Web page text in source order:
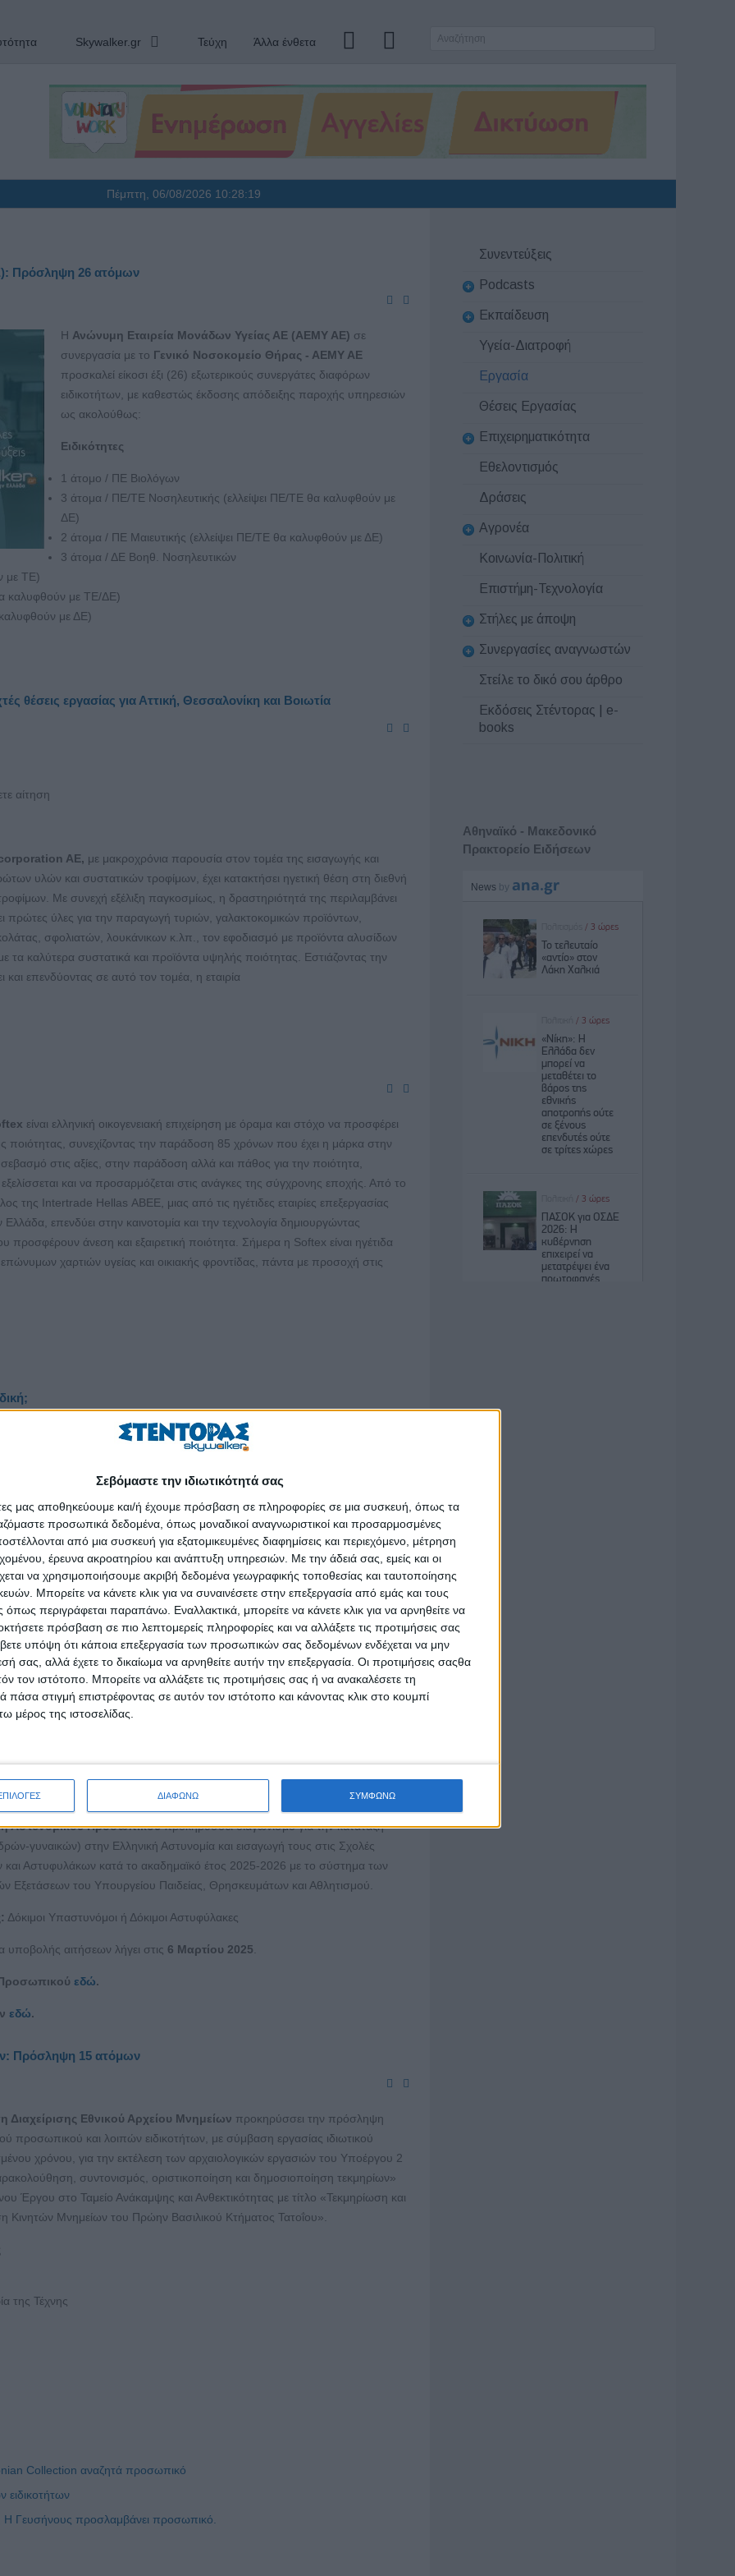
Σεβόμαστε την ιδιωτικότητά σας
μας αποθηκεύουμε και/ή έχουμε πρόσβαση σε πληροφορίες σε μια συσκευή, όπως τα
προσωπικά δεδομένα, όπως μοναδικοί αναγνωριστικοί και προσαρμοσμένες
από μια συσκευή για εξατομικευμένες διαφημίσεις και περιεχόμενο, μέτρηση
έρευνα ακροατηρίου και ανάπτυξη υπηρεσιών. Με την άδειά σας, εμείς και οι
να χρησιμοποιήσουμε ακριβή δεδομένα γεωγραφικής τοποθεσίας και ταυτοποίησης
Μπορείτε να κάνετε κλικ για να συναινέσετε στην επεξεργασία από εμάς και τους
περιγράφεται παραπάνω. Εναλλακτικά, μπορείτε να κάνετε κλικ για να αρνηθείτε να
πρόσβαση σε πιο λεπτομερείς πληροφορίες και να αλλάξετε τις προτιμήσεις σας
υπόψη ότι κάποια επεξεργασία των προσωπικών σας δεδομένων ενδέχεται να μην
σας, αλλά έχετε το δικαίωμα να αρνηθείτε αυτήν την επεξεργασία. Οι προτιμήσεις σαςθα
τον ιστότοπο. Μπορείτε να αλλάξετε τις προτιμήσεις σας ή να ανακαλέσετε τη
στιγμή επιστρέφοντας σε αυτόν τον ιστότοπο και κάνοντας κλικ στο κουμπί
μέρος της ιστοσελίδας.
ΔΙΑΦΩΝΩ ΣΥΜΦΩΝΩ
Skywalker.gr Τεύχη Άλλα ένθετα
Πέμπτη, 06/08/2026 10:28:20
Πρόσληψη 26 ατόμων
Η Ανώνυμη Εταιρεία Μονάδων Υγείας ΑΕ (ΑΕΜΥ ΑΕ) σε
συνεργασία με το Γενικό Νοσοκομείο Θήρας - ΑΕΜΥ ΑΕ
προσκαλεί είκοσι έξι (26) εξωτερικούς συνεργάτες διαφόρων
ειδικοτήτων, με καθεστώς έκδοσης απόδειξης παροχής υπηρεσιών
ως ακολούθως:
Ειδικότητες
1 άτομο / ΠΕ Βιολόγων
3 άτομα / ΠΕ/ΤΕ Νοσηλευτικής (ελλείψει ΠΕ/ΤΕ θα καλυφθούν με
ΔΕ)
2 άτομα / ΠΕ Μαιευτικής (ελλείψει ΠΕ/ΤΕ θα καλυφθούν με ΔΕ)
3 άτομα / ΔΕ Βοηθ. Νοσηλευτικών
με ΤΕ)
καλυφθούν με ΤΕ/ΔΕ)
καλυφθούν με ΔΕ)
θέσεις εργασίας για Αττική, Θεσσαλονίκη και Βοιωτία
αίτηση
AE, με μακροχρόνια παρουσία στον τομέα της εισαγωγής και
υλών και συστατικών τροφίμων, έχει κατακτήσει ηγετική θέση στη διεθνή
Με συνεχή εξέλιξη παγκοσμίως, η δραστηριότητά της περιλαμβάνει
πρώτες ύλες για την παραγωγή τυριών, γαλακτοκομικών προϊόντων,
σφολιατών, λουκάνικων κ.λπ., τον εφοδιασμό με προϊόντα αλυσίδων
καλύτερα συστατικά και προϊόντα υψηλής ποιότητας. Εστιάζοντας την
επενδύοντας σε αυτό τον τομέα, η εταιρία
είναι ελληνική οικογενειακή επιχείρηση με όραμα και στόχο να προσφέρει
ποιότητας, συνεχίζοντας την παράδοση 85 χρόνων που έχει η μάρκα στην
στις αξίες, στην παράδοση αλλά και πάθος για την ποιότητα,
εξελίσσεται και να προσαρμόζεται στις ανάγκες της σύγχρονης εποχής. Από το
της Intertrade Hellas ΑΒΕΕ, μιας από τις ηγέτιδες εταιρίες επεξεργασίας
επενδύει στην καινοτομία και την τεχνολογία δημιουργώντας
προσφέρουν άνεση και εξαιρετική ποιότητα. Σήμερα η Softex είναι ηγέτιδα
χαρτιών υγείας και οικιακής φροντίδας, πάντα με προσοχή στις
εβδομάδα άνοιξαν θέσεις εργασίας στη Χαλκιδική σε διάφορες ειδικότητες. Αν
τότε επίλεξε τη θέση που σε ενδιαφέρει και στείλε άμεσα το βιογραφικό
τις θέσεις εργασίας στη Χαλκιδική για αυτή την εβδομάδα παρακάτω:
Luxury Resort Hotel & Villas:
beroh-a-e-
etairias/01hdtmsa5kzg0aemwqb56mb8xp/porto-karras-ae
Υπαστυνόμων ή Δοκίμων Αστυφυλάκων
Αστυνομικού Προσωπικούπροκηρύσσει διαγωνισμό για την κατάταξη
γυναικών) στην Ελληνική Αστυνομία και εισαγωγή τους στις Σχολές
και Αστυφυλάκων κατά το ακαδημαϊκό έτος 2025-2026 με το σύστημα των
Εξετάσεων του Υπουργείου Παιδείας, Θρησκευμάτων και Αθλητισμού.
Δόκιμοι Υπαστυνόμοι ή Δόκιμοι Αστυφύλακες
υποβολής αιτήσεων λήγει στις 6 Μαρτίου 2025
Προσωπικού εδώ.
εδώ.
Πρόσληψη 15 ατόμων
Διαχείρισης Εθνικού Αρχείου Μνημείων προκηρύσσει την πρόσληψη
προσωπικού και λοιπών ειδικοτήτων, με σύμβαση εργασίας ιδιωτικού
χρόνου, για την εκτέλεση των αρχαιολογικών εργασιών του Υποέργου 2
συντονισμός, οριστικοποίηση και δημοσιοποίηση τεκμηρίων»
Έργου στο Ταμείο Ανάκαμψης και Ανθεκτικότητας με τίτλο «Τεκμηρίωση και
Κινητών Μνημείων του Πρώην Βασιλικού Κτήματος Τατοΐου».
της Τέχνης
Collection αναζητά προσωπικό
Η Γευσήνους προσλαμβάνει προσωπικό.
Συνεντεύξεις
Podcasts
Εκπαίδευση
Υγεία-Διατροφή
Εργασία
Θέσεις Εργασίας
Επιχειρηματικότητα
Εθελοντισμός
Δράσεις
Αγρονέα
Κοινωνία-Πολιτική
Επιστήμη-Τεχνολογία
Στήλες με άποψη
Συνεργασίες αναγνωστών
Στείλε το δικό σου άρθρο
Εκδόσεις Στέντορας | e-
books
Αθηναϊκό - Μακεδονικό
Πρακτορείο Ειδήσεων